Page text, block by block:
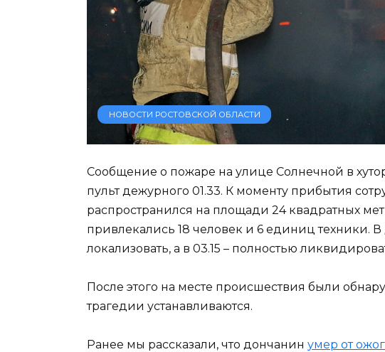
НОВОСТИ РОСТОВСКОЙ ОБЛАСТИ
Сообщение о пожаре на улице Солнечной в
пульт дежурного 01.33. К моменту прибытия
распространился на площади 24 квадратных
привлекались 18 человек и 6 единиц техники.
локализовать, а в 03.15 – полностью
После этого на месте происшествия были
трагедии устанавливаются.
Ранее мы рассказали, что дончанин умер от